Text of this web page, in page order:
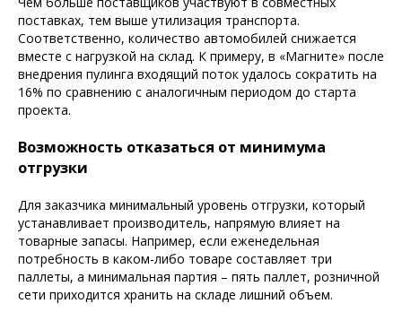
поставках, тем выше утилизация транспорта.
Соответственно, количество автомобилей снижается
вместе с нагрузкой на склад. К примеру, в «Магните» после
внедрения пулинга входящий поток удалось сократить на
16% по сравнению с аналогичным периодом до старта
проекта.
Возможность отказаться от минимума
отгрузки
Для заказчика минимальный уровень отгрузки, который
устанавливает производитель, напрямую влияет на
товарные запасы. Например, если еженедельная
потребность в каком-либо товаре составляет три
паллеты, а минимальная партия – пять паллет, розничной
сети приходится хранить на складе лишний объем.